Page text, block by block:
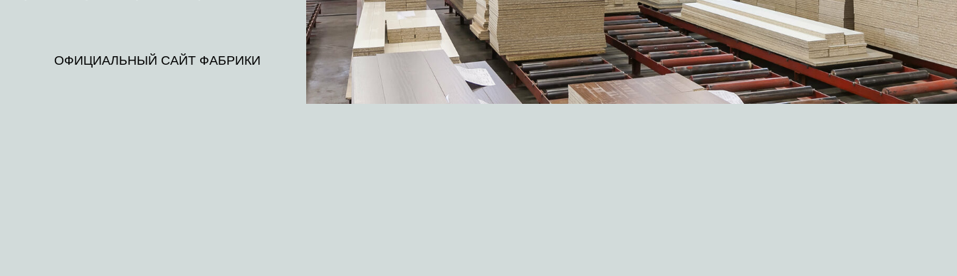
ОФИЦИАЛЬНЫЙ САЙТ ФАБРИКИ